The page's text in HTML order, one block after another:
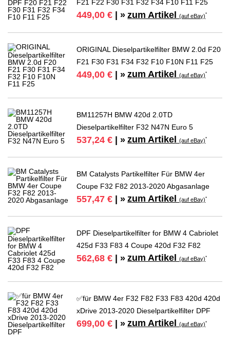
F21 F22 F30 F31 F32 F34 F10 F11 F25
449,00 € | » zum Artikel(auf eBay)*
ORIGINAL Dieselpartikelfilter BMW 2.0d F20
F21 F30 F31 F34 F32 F10 F10N F11 F25
449,00 € | » zum Artikel(auf eBay)*
BM11257H BMW 420d 2.0TD
Dieselpartikelfilter F32 N47N Euro 5
537,24 € | » zum Artikel(auf eBay)*
BM Catalysts Partikelfilter Für BMW 4er
Coupe F32 F82 2013-2020 Abgasanlage
557,47 € | » zum Artikel(auf eBay)*
DPF Dieselpartikelfilter for BMW 4 Cabriolet
425d F33 F83 4 Coupe 420d F32 F82
562,68 € | » zum Artikel(auf eBay)*
✅für BMW 4er F32 F82 F33 F83 420d 420d
xDrive 2013-2020 Dieselpartikelfilter DPF
699,00 € | » zum Artikel(auf eBay)*